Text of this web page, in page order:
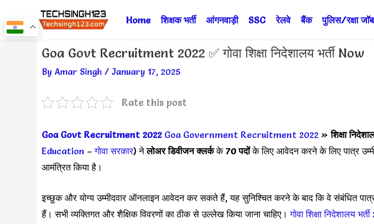
to
Home शिक्षक भर्ती आंगनवाड़ी SSC रेलवे बैंक पुलिस/रक्षा जॉब
Goa Govt Recruitment 2022 ✅ गोवा शिक्षा निदेशालय भर्ती Now
By Amar Singh / January 17, 2025
Rate this post
Goa Govt Recruitment 2022 Goa Government Recruitment 2022 »शिक्षा
Education –गोवा सरकार) नेलोअर डिवीजन क्लर्कके70 पदोंके लिए आवेदन करने के लिए पात्र
आमंत्रित किया है।
इच्छुक और योग्य उम्मीदवार ऑनलाइन आवेदन कर सकते हैं, यह सुनिश्चित करने के बाद कि वे संबंधित
हैं। सभी व्यक्तिगत और शैक्षिक विवरणों का ठीक से उल्लेख किया जाना चाहिए।गोवा शिक्षा निदेशालय
Post